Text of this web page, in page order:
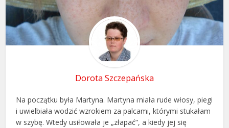
Dorota Szczepańska
Na początku była Martyna. Martyna miała rude włosy, piegi
i uwielbiała wodzić wzrokiem za palcami, którymi stukałam
w szybę. Wtedy usiłowała je „złapać”, a kiedy jej się